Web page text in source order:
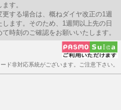
す。
する場合は、概ねダイヤ改正の1週
ます。そのため、1週間以上先の日
時刻のご確認をお願いいたします。
ド非対応系統がございます。ご注意下さい。